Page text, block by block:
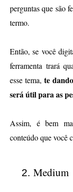
perguntas que são
termo.
Então, se você
ferramenta trará
esse tema, te
será útil para as
Assim, é bem
conteúdo que você
Medium